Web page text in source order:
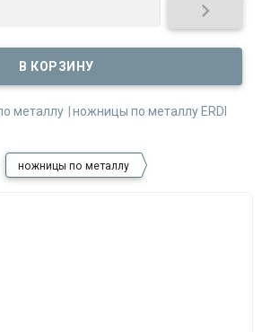

металлу ножницы по металлу ERDI
ножницы по металлу